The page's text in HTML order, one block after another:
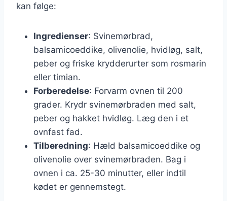
kan følge:
Ingredienser: Svinemørbrad,
balsamicoeddike, olivenolie, hvidløg, salt,
peber og friske krydderurter som rosmarin
eller timian.
Forberedelse: Forvarm ovnen til 200
grader. Krydr svinemørbraden med salt,
peber og hakket hvidløg. Læg den i et
ovnfast fad.
Tilberedning: Hæld balsamicoeddike og
olivenolie over svinemørbraden. Bag i
ovnen i ca. 25-30 minutter, eller indtil
kødet er gennemstegt.